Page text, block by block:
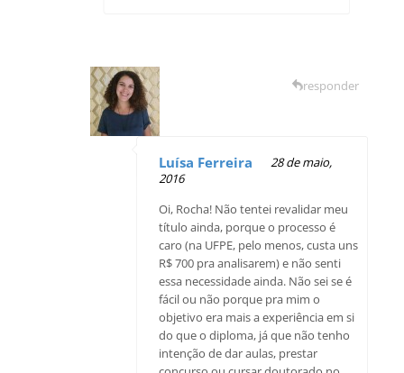
Luísa Ferreira
28 de maio,
2016
Oi, Rocha! Não tentei revalidar meu
título ainda, porque o processo é
caro (na UFPE, pelo menos, custa uns
R$ 700 pra analisarem) e não senti
essa necessidade ainda. Não sei se é
fácil ou não porque pra mim o
objetivo era mais a experiência em si
do que o diploma, já que não tenho
intenção de dar aulas, prestar
responder